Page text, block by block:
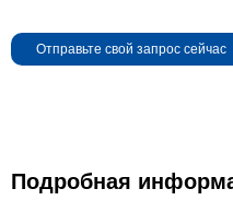
Отправьте свой запрос сейчас
Подробная